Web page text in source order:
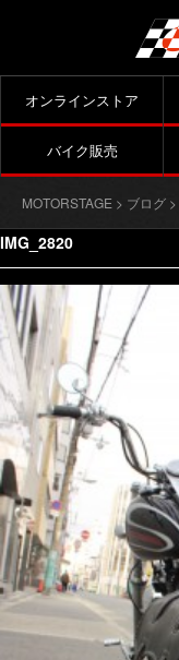
オンラインストア
バイク販売
MOTORSTAGE > ブログ >
IMG_2820